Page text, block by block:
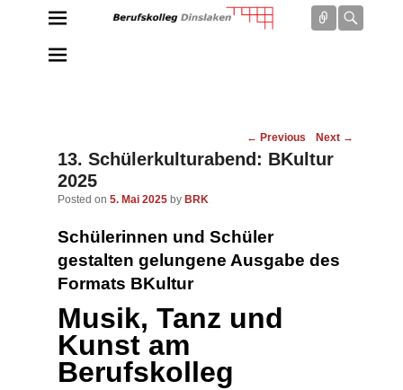
Connect
Post
navigation
← Previous Next →
13. Schülerkulturabend: BKultur
2025
Posted on 5. Mai 2025 by BRK
Schülerinnen und Schüler
gestalten gelungene Ausgabe des
Formats BKultur
Musik, Tanz und
Kunst am
Berufskolleg